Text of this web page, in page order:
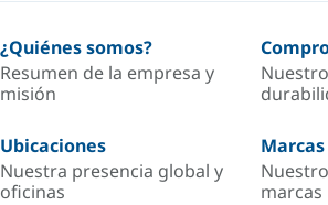
¿Quiénes somos?
Resumen de la empresa y
misión
Ubicaciones
Nuestra presencia global y
oficinas
Marcas
marcas